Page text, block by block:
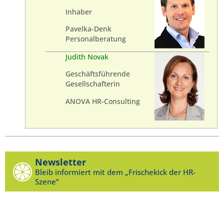
Inhaber
Pavelka-Denk
Personalberatung
Judith Novak
Geschäftsführende
Gesellschafterin
ANOVA HR-Consulting
Newsletter
Bleib informiert mit dem „Frischekick der HR-
Szene“